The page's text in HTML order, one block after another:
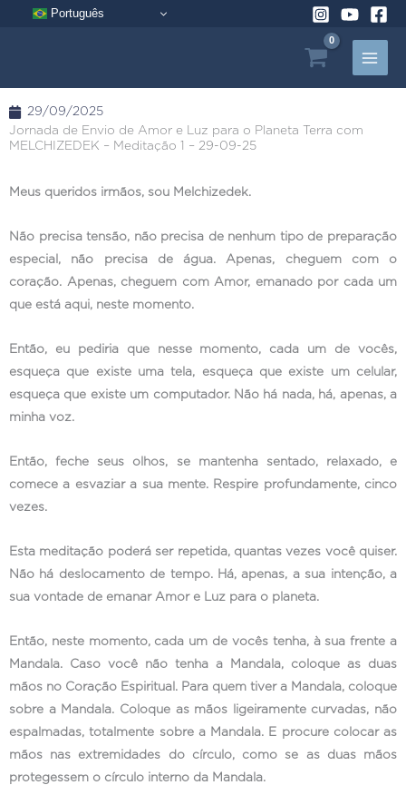
Português
29/09/2025
Jornada de Envio de Amor e Luz para o Planeta Terra com
MELCHIZEDEK – Meditação 1 – 29-09-25
Meus queridos irmãos, sou Melchizedek.
Não precisa tensão, não precisa de nenhum tipo de preparação
especial, não precisa de água. Apenas, cheguem com o
coração. Apenas, cheguem com Amor, emanado por cada um
que está aqui, neste momento.
Então, eu pediria que nesse momento, cada um de vocês,
esqueça que existe uma tela, esqueça que existe um celular,
esqueça que existe um computador. Não há nada, há, apenas, a
minha voz.
Então, feche seus olhos, se mantenha sentado, relaxado, e
comece a esvaziar a sua mente. Respire profundamente, cinco
vezes.
Esta meditação poderá ser repetida, quantas vezes você quiser.
Não há deslocamento de tempo. Há, apenas, a sua intenção, a
sua vontade de emanar Amor e Luz para o planeta.
Então, neste momento, cada um de vocês tenha, à sua frente a
Mandala. Caso você não tenha a Mandala, coloque as duas
mãos no Coração Espiritual. Para quem tiver a Mandala, coloque
sobre a Mandala. Coloque as mãos ligeiramente curvadas, não
espalmadas, totalmente sobre a Mandala. E procure colocar as
mãos nas extremidades do círculo, como se as duas mãos
protegessem o círculo interno da Mandala.